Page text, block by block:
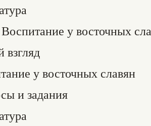
у восточных
у восточных славян
и задания